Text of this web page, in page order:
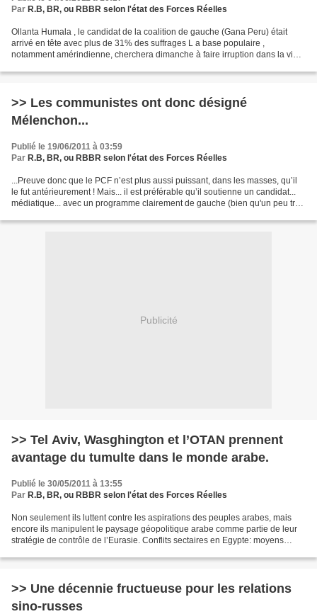
Par R.B, BR, ou RBBR selon l'état des Forces Réelles
Ollanta Humala , le candidat de la coalition de gauche (Gana Peru) était
arrivé en tête avec plus de 31% des suffrages L a base populaire ,
notamment amérindienne, cherchera dimanche à faire irruption dans la vie
>> Les communistes ont donc désigné
Mélenchon...
Publié le 19/06/2011 à 03:59
Par R.B, BR, ou RBBR selon l'état des Forces Réelles
...Preuve donc que le PCF n’est plus aussi puissant, dans les masses, qu’il
le fut antérieurement ! Mais... il est préférable qu’il soutienne un candidat...
médiatique... avec un programme clairement de gauche (bien qu'un peu trop
Publicité
>> Tel Aviv, Wasghington et l’OTAN prennent
avantage du tumulte dans le monde arabe.
Publié le 30/05/2011 à 13:55
Par R.B, BR, ou RBBR selon l'état des Forces Réelles
Non seulement ils luttent contre les aspirations des peuples arabes, mais
encore ils manipulent le paysage géopolitique arabe comme partie de leur
stratégie de contrôle de l’Eurasie. Conflits sectaires en Egypte: moyens
>> Une décennie fructueuse pour les relations
sino-russes